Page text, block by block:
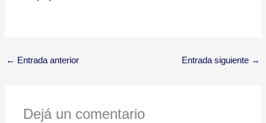
← Entrada anterior Entrada siguiente →
Dejá un comentario